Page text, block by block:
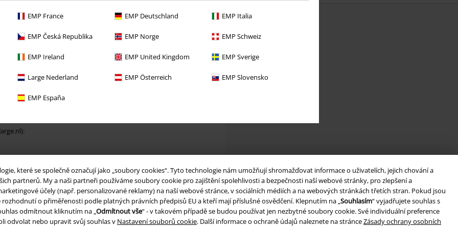
EMP France EMP Deutschland EMP Italia
EMP Česká Republika EMP Norge EMP Schweiz
EMP Ireland EMP United Kingdom EMP Sverige
Large Nederland EMP Österreich EMP Slovensko
EMP España
které se společně označují jako „soubory cookies“. Tyto technologie nám umožňují shromažďovat informace o uživatelích, jejich chování a
partnerů. My a naši partneři používáme soubory cookie pro zajištění spolehlivosti a bezpečnosti naší webové stránky, pro zlepšení a
účely (např. personalizované reklamy) na naší webové stránce, v sociálních médiích a na webových stránkách třetích stran. Pokud jsou
o přiměřenosti podle platných právních předpisů EU a kteří mají příslušné osvědčení. Klepnutím na „ Souhlasím“ vyjadřujete souhlas s
odmítnout kliknutím na „ Odmítnout vše“ - v takovém případě se budou používat jen nezbytné soubory cookie. Své individuální preference
odvolat nebo upravit svůj souhlas v Nastavení souborů cookie. Další informace o ochraně údajů naleznete na stránceZásady ochrany osobních
België en français” a www.large.be):